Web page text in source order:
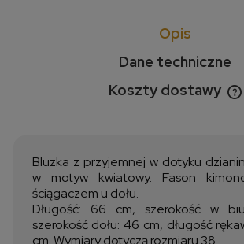
Opis
Dane techniczne
Koszty dostawy
Cena nie zawiera ewentualnych kosztów
Bluzka z przyjemnej w dotyku
w motyw kwiatowy. Fason
ściągaczem u dołu.
Długość: 66 cm, szerokość w
szerokość dołu: 46 cm, długość